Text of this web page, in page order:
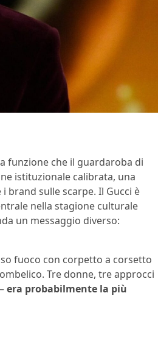
funzione che il guardaroba di
istituzionale calibrata, una
brand sulle scarpe. Il Gucci è
nella stagione culturale
un messaggio diverso:
fuoco con corpetto a corsetto
Tre donne, tre approcci
era probabilmente la più